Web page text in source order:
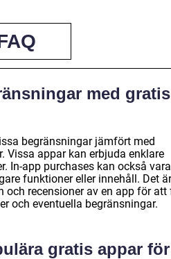
med gratis
begränsningar jämfört med
Vissa appar kan erbjuda enklare
In-app purchases kan också vara
funktioner eller innehåll. Det är
recensioner av en app för att
och eventuella begränsningar.
gratis appar för